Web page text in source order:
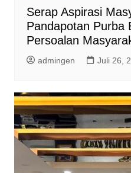
Serap Aspirasi
Pandapotan Purba
Persoalan
admingen Juli 26,